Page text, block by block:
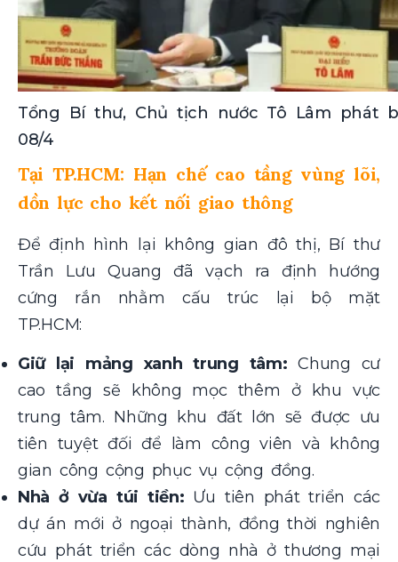
Tổng Bí thư, Chủ tịch nước Tô Lâm phát
08/4
Tại TP.HCM: Hạn chế cao tầng vùng lõi,
dồn lực cho kết nối giao thông
Để định hình lại không gian đô thị, Bí thư
Trần Lưu Quang đã vạch ra định hướng
cứng rắn nhằm cấu trúc lại bộ mặt
TP.HCM:
Giữ lại mảng xanh trung tâm: Chung cư
cao tầng sẽ không mọc thêm ở khu vực
trung tâm. Những khu đất lớn sẽ được ưu
tiên tuyệt đối để làm công viên và không
gian công cộng phục vụ cộng đồng.
Nhà ở vừa túi tiền: Ưu tiên phát triển các
dự án mới ở ngoại thành, đồng thời nghiên
cứu phát triển các dòng nhà ở thương mại